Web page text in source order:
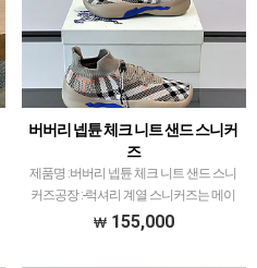
버버리 넵튠 체크 니트 샌드 스니커
즈
제품명 :버버리 넵튠 체크 니트 샌드 스니
커즈공장 :-럭셔리 계열 스니커즈는 메이
저 공장에서 취급되는 모델 많이 없습니
155,000